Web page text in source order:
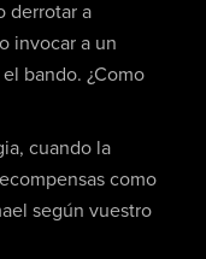
derrotar a
invocar a un
bando. ¿Como
cuando la
como
según vuestro